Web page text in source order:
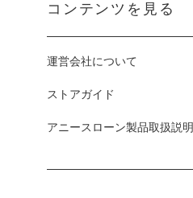
コンテンツを見る
運営会社について
ストアガイド
アニースローン製品取扱説明